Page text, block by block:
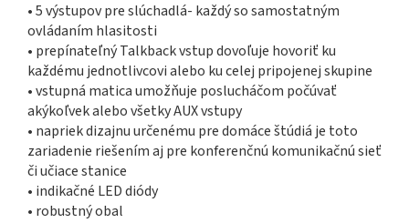
• 5 výstupov pre slúchadlá- každý so samostatným
ovládaním hlasitosti
• prepínateľný Talkback vstup dovoľuje hovoriť ku
každému jednotlivcovi alebo ku celej pripojenej skupine
• vstupná matica umožňuje poslucháčom počúvať
akýkoľvek alebo všetky AUX vstupy
• napriek dizajnu určenému pre domáce štúdiá je toto
zariadenie riešením aj pre konferenčnú komunikačnú sieť
či učiace stanice
• indikačné LED diódy
• robustný obal